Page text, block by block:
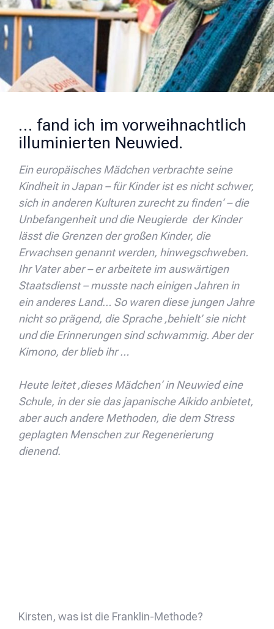
… fand ich im vorweihnachtlich
illuminierten Neuwied.
Ein europäisches Mädchen verbrachte seine
Kindheit in Japan – für Kinder ist es nicht schwer,
sich in anderen Kulturen zurecht zu finden‘ – die
Unbefangenheit und die Neugierde der Kinder
lässt die Grenzen der großen Kinder, die
Erwachsen genannt werden, hinwegschweben.
Ihr Vater aber – er arbeitete im auswärtigen
Staatsdienst – musste nach einigen Jahren in
ein anderes Land… So waren diese jungen Jahre
nicht so prägend, die Sprache ‚behielt’ sie nicht
und die Erinnerungen sind schwammig. Aber der
Kimono, der blieb ihr …
Heute leitet ‚dieses Mädchen‘ in Neuwied eine
Schule, in der sie das japanische Aikido anbietet,
aber auch andere Methoden, die dem Stress
geplagten Menschen zur Regenerierung
dienend.
Kirsten, was ist die Franklin-Methode?